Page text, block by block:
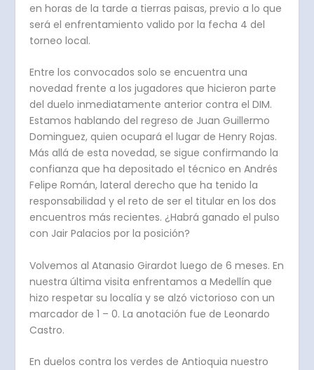
en horas de la tarde a tierras paisas, previo a lo que
será el enfrentamiento valido por la fecha 4 del
torneo local.
Entre los convocados solo se encuentra una
novedad frente a los jugadores que hicieron parte
del duelo inmediatamente anterior contra el DIM.
Estamos hablando del regreso de Juan Guillermo
Dominguez, quien ocupará el lugar de Henry Rojas.
Más allá de esta novedad, se sigue confirmando la
confianza que ha depositado el técnico en Andrés
Felipe Román, lateral derecho que ha tenido la
responsabilidad y el reto de ser el titular en los dos
encuentros más recientes. ¿Habrá ganado el pulso
con Jair Palacios por la posición?
Volvemos al Atanasio Girardot luego de 6 meses. En
nuestra última visita enfrentamos a Medellín que
hizo respetar su localía y se alzó victorioso con un
marcador de 1 – 0. La anotación fue de Leonardo
Castro.
En duelos contra los verdes de Antioquia nuestro